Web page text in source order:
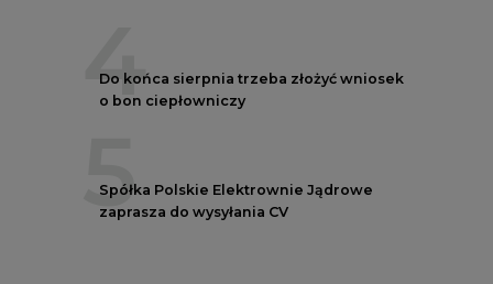
4
Do końca sierpnia trzeba złożyć wniosek
o bon ciepłowniczy
5
Spółka Polskie Elektrownie Jądrowe
zaprasza do wysyłania CV